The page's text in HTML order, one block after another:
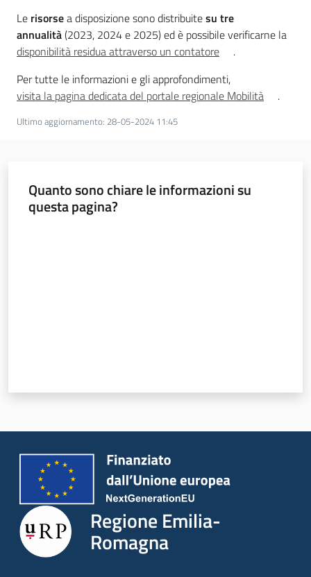
Servizi
Leggi Atti Bandi
Argomenti
Le risorsea disposizione sono distribuitesu tre
annualità(2023, 2024 e 2025) ed è possibile verificarne la
disponibilità residua attraverso un contatore
.
Per tutte le informazioni e gli approfondimenti,
visita la pagina dedicata del portale regionale Mobilità
.
Ultimo aggiornamento: 28-05-2024 11:45
Quanto sono chiare le informazioni su
questa pagina?
Regione Emilia-
Romagna